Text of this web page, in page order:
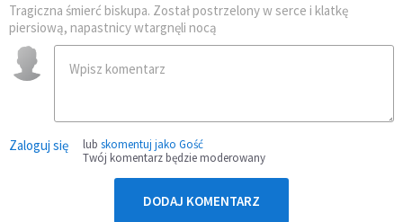
Tragiczna śmierć biskupa. Został postrzelony w serce i klatkę
piersiową, napastnicy wtargnęli nocą
Zaloguj się lub skomentuj jako Gość
Twój komentarz będzie moderowany
DODAJ KOMENTARZ